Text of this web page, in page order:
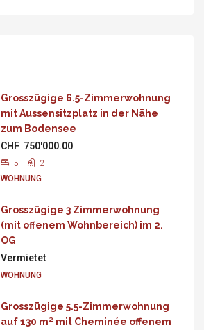
Grosszügige 6.5-Zimmerwohnung
mit Aussensitzplatz in der Nähe
zum Bodensee
CHF 750'000.00
5
2
WOHNUNG
Grosszügige 3 Zimmerwohnung
(mit offenem Wohnbereich) im 2.
OG
Vermietet
WOHNUNG
Grosszügige 5.5-Zimmerwohnung
auf 130 m² mit Cheminée offenem